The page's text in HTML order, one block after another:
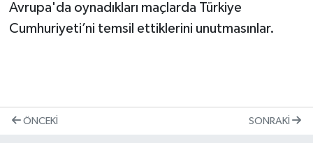
Avrupa'da oynadıkları maçlarda Türkiye
Cumhuriyeti’ni temsil ettiklerini unutmasınlar.
ÖNCEKI SONRAKI